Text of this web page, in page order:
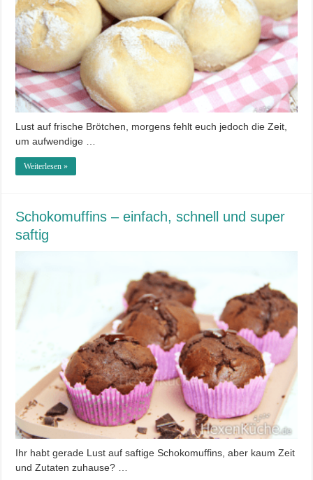
Lust auf frische Brötchen, morgens fehlt euch jedoch die Zeit,
um aufwendige …
Weiterlesen »
Schokomuffins – einfach, schnell und super
saftig
Ihr habt gerade Lust auf saftige Schokomuffins, aber kaum Zeit
und Zutaten zuhause? …